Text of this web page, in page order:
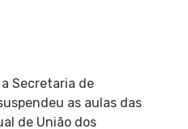
Secretaria de
as aulas das
de União dos